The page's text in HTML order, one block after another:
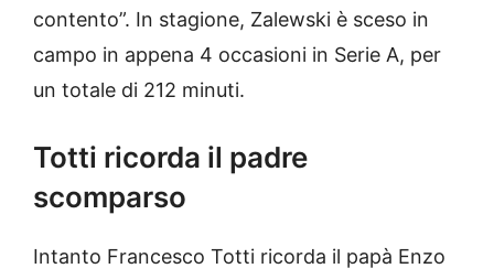
contento”. In stagione, Zalewski è sceso in
campo in appena 4 occasioni in Serie A, per
un totale di 212 minuti.
Totti ricorda il padre
scomparso
Intanto Francesco Totti ricorda il papà Enzo